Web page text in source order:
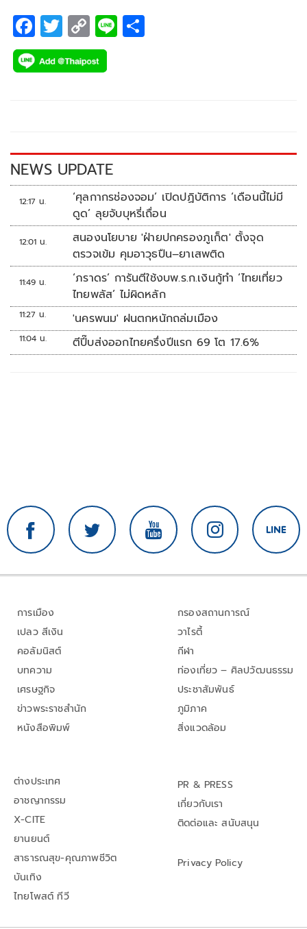
F
ac
e
k
T
wi
tt
C
o
p
k
Li
NEWS UPDATE
12:17 น.
‘ศุลกากรช่องจอม’ เปิดปฏิบัติการ ‘เดือนนี้ไม่มี
ดูด’ ลุยจับบุหรี่เถื่อน
12:01 น.
สนองนโยบาย 'ฝ่ายปกครองภูเก็ต' ตั้งจุด
ตรวจเข้ม คุมอาวุธปืน–ยาเสพติด
11:49 น.
‘ภราดร’ การันตีใช้งบพ.ร.ก.เงินกู้ทำ ‘ไทยเที่ยว
ไทยพลัส’ ไม่ผิดหลัก
11:27 น. 'นครพนม' ฝนตกหนักถล่มเมือง
11:04 น. ตีปี๊บส่งออกไทยครึ่งปีแรก 69 โต 17.6%
การเมือง
เปลว สีเงิน
คอลัมนิสต์
บทความ
เศรษฐกิจ
ข่าวพระราชสำนัก
หนังสือพิมพ์
กรองสถานการณ์
วาไรตี้
กีฬา
ท่องเที่ยว – ศิลปวัฒนธรรม
ประชาสัมพันธ์
ภูมิภาค
สิ่งแวดล้อม
ต่างประเทศ
อาชญากรรม
X-CITE
ยานยนต์
สาธารณสุข-คุณภาพชีวิต
บันเทิง
ไทยโพสต์ ทีวี
PR & PRESS
เกี่ยวกับเรา
ติดต่อและ สนับสนุน
Privacy Policy